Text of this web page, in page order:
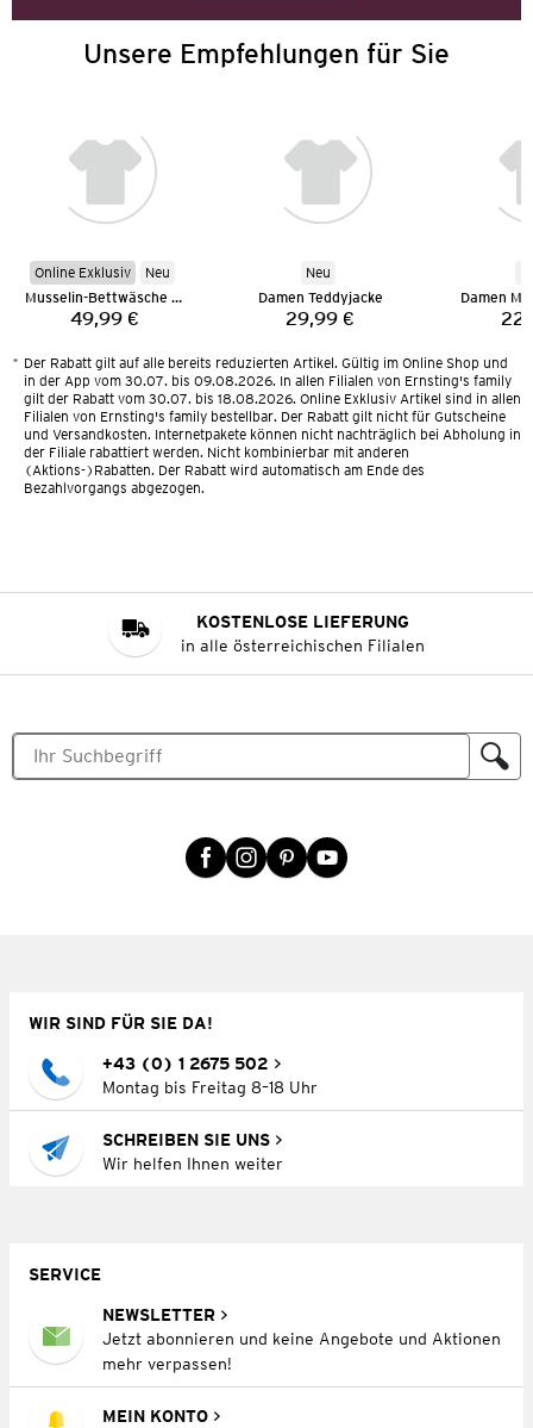
Unsere Empfehlungen für Sie
Online Exklusiv
Neu
Musselin-Bettwäsche 135 x 200 cm
Preis:
49,99 €
Neu
Damen Teddyjacke
Preis:
29,99 €
Damen
* Der Rabatt gilt auf alle bereits reduzierten Artikel. Gültig im Online Shop und
in der App vom 30.07. bis 09.08.2026. In allen Filialen von Ernsting's family
gilt der Rabatt vom 30.07. bis 18.08.2026. Online Exklusiv Artikel sind in allen
Filialen von Ernsting's family bestellbar. Der Rabatt gilt nicht für Gutscheine
und Versandkosten. Internetpakete können nicht nachträglich bei Abholung in
der Filiale rabattiert werden. Nicht kombinierbar mit anderen
(Aktions-)Rabatten. Der Rabatt wird automatisch am Ende des
Bezahlvorgangs abgezogen.
KOSTENLOSE LIEFERUNG
in alle österreichischen Filialen
WIR SIND FÜR SIE DA!
+43 (0) 1 2675 502
Montag bis Freitag 8–18 Uhr
SCHREIBEN SIE UNS
Wir helfen Ihnen weiter
SERVICE
NEWSLETTER
Jetzt abonnieren und keine Angebote und Aktionen
mehr verpassen!
MEIN KONTO